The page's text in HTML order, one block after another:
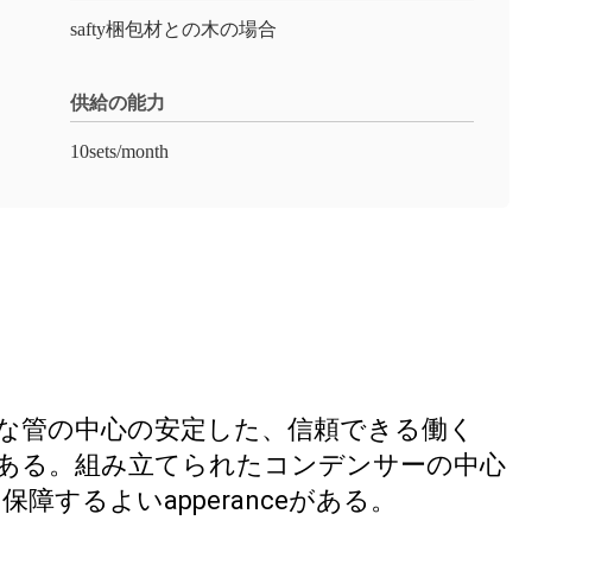
safty梱包材との木の場合
供給の能力
10sets/month
の中心の安定した、信頼できる働く
る。組み立てられたコンデンサーの中心
障するよいapperanceがある。